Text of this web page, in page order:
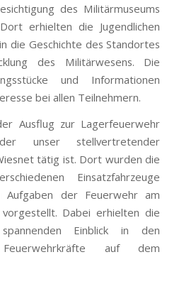
des Militärmuseums
erhielten die Jugendlichen
die Geschichte des Standortes
des Militärwesens. Die
und Informationen
bei allen Teilnehmern.
Ausflug zur Lagerfeuerwehr
unser stellvertretender
tätig ist. Dort wurden die
Einsatzfahrzeuge
Aufgaben der Feuerwehr am
Dabei erhielten die
Einblick in den
auf dem